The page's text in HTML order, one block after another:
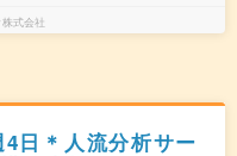
式会社
日＊人流分析サー